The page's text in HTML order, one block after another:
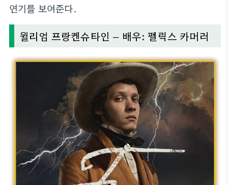
연기를 보여준다.
윌리엄 프랑켄슈타인 – 배우: 펠릭스 카머러